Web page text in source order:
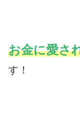
お金に愛さ
す！